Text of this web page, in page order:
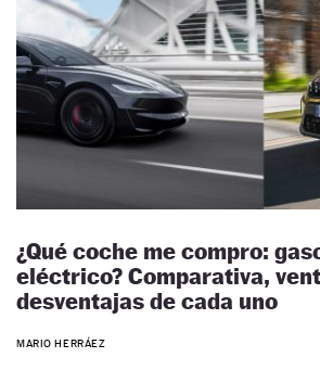
¿Qué coche me compro:
eléctrico? Comparativa,
desventajas de cada uno
MARIO HERRÁEZ